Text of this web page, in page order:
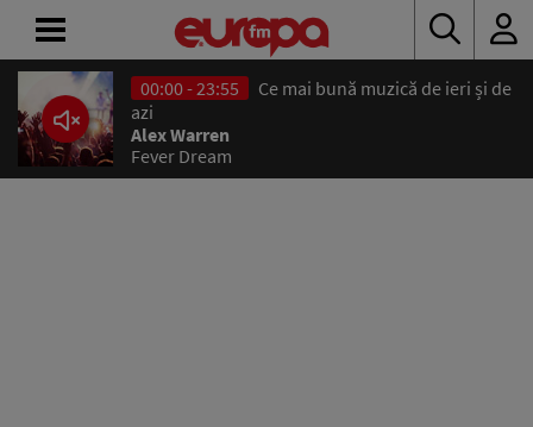
00:00 - 23:55
Ce mai bună muzică de ieri și de
azi
Alex Warren
Fever Dream
ACASĂ
ȘTIRI